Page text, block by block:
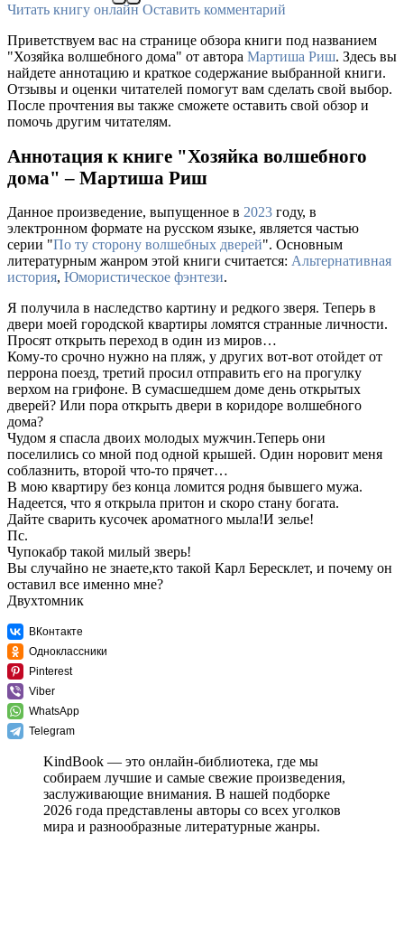
Читать книгу онлайн Оставить комментарий
Приветствуем вас на странице обзора книги под названием
"Хозяйка волшебного дома" от автора Мартиша Риш. Здесь вы
найдете аннотацию и краткое содержание выбранной книги.
Отзывы и оценки читателей помогут вам сделать свой выбор.
После прочтения вы также сможете оставить свой обзор и
помочь другим читателям.
Аннотация к книге "Хозяйка волшебного
дома" – Мартиша Риш
Данное произведение, выпущенное в 2023 году, в
электронном формате на русском языке, является частью
серии "По ту сторону волшебных дверей". Основным
литературным жанром этой книги считается: Альтернативная
история, Юмористическое фэнтези.
Я получила в наследство картину и редкого зверя. Теперь в
двери моей городской квартиры ломятся странные личности.
Просят открыть переход в один из миров…
Кому-то срочно нужно на пляж, у других вот-вот отойдет от
перрона поезд, третий просил отправить его на прогулку
верхом на грифоне. В сумасшедшем доме день открытых
дверей? Или пора открыть двери в коридоре волшебного
дома?
Чудом я спасла двоих молодых мужчин.Теперь они
поселились со мной под одной крышей. Один норовит меня
соблазнить, второй что-то прячет…
В мою квартиру без конца ломится родня бывшего мужа.
Надеется, что я открыла притон и скоро стану богата.
Дайте сварить кусочек ароматного мыла!И зелье!
Пс.
Чупокабр такой милый зверь!
Вы случайно не знаете,кто такой Карл Бересклет, и почему он
оставил все именно мне?
Двухтомник
ВКонтакте
Одноклассники
Pinterest
Viber
WhatsApp
Telegram
KindBook — это онлайн-библиотека, где мы
собираем лучшие и самые свежие произведения,
заслуживающие внимания. В нашей подборке
2026 года представлены авторы со всех уголков
мира и разнообразные литературные жанры.